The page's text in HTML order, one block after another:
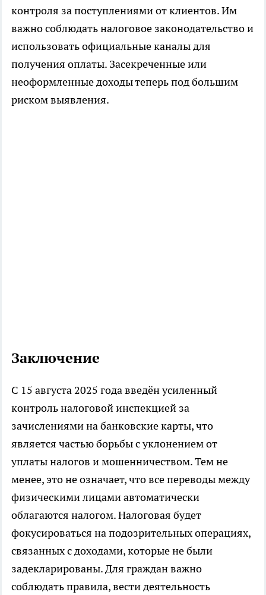
контроля за поступлениями от клиентов. Им
важно соблюдать налоговое законодательство и
использовать официальные каналы для
получения оплаты. Засекреченные или
неоформленные доходы теперь под большим
риском выявления.
Заключение
С 15 августа 2025 года введён усиленный
контроль налоговой инспекцией за
зачислениями на банковские карты, что
является частью борьбы с уклонением от
уплаты налогов и мошенничеством. Тем не
менее, это не означает, что все переводы между
физическими лицами автоматически
облагаются налогом. Налоговая будет
фокусироваться на подозрительных операциях,
связанных с доходами, которые не были
задекларированы. Для граждан важно
соблюдать правила, вести деятельность